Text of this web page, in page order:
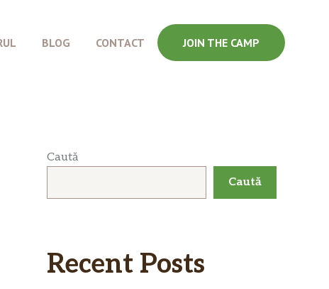
BLOG CONTACT JOIN THE CAMP
Caută
Caută
Recent Posts